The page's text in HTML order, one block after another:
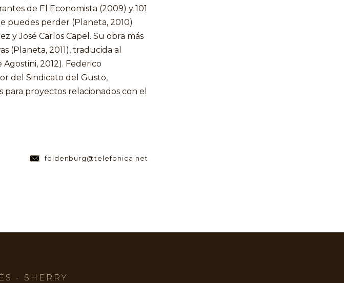
de El Economista (2009) y 101
puedes perder (Planeta, 2010)
y José Carlos Capel. Su obra más
(Planeta, 2011), traducida al
2012). Federico
del Sindicato del Gusto,
proyectos relacionados con el
foldenburg@telefonica.net
- SHERRY